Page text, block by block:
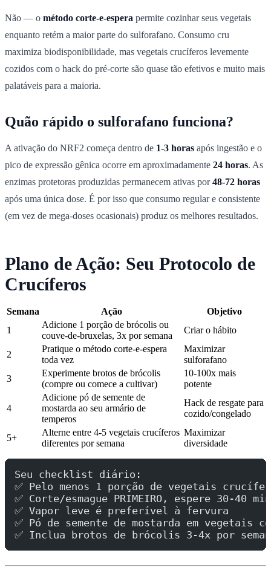
Não — o método corte-e-espera permite cozinhar seus vegetais
enquanto retém a maior parte do sulforafano. Consumo cru
maximiza biodisponibilidade, mas vegetais crucíferos levemente
cozidos com o hack do pré-corte são quase tão efetivos e muito mais
palatáveis para a maioria.
Quão rápido o sulforafano funciona?
A ativação do NRF2 começa dentro de 1-3 horas após ingestão e o
pico de expressão gênica ocorre em aproximadamente 24 horas. As
enzimas protetoras produzidas permanecem ativas por48-72 horas
após uma única dose. É por isso que consumo regular e consistente
(em vez de mega-doses ocasionais) produz os melhores resultados.
Plano de Ação: Seu Protocolo de
Crucíferos
Semana Ação
Objetivo
1
Adicione 1 porção de brócolis ou
couve-de-bruxelas, 3x por semana
Criar o hábito
2
Pratique o método corte-e-espera
toda vez
Maximizar
sulforafano
3
Experimente brotos de brócolis
(compre ou comece a cultivar)
10-100x mais
potente
4
Adicione pó de semente de
mostarda ao seu armário de
temperos
Hack de resgate para
cozido/congelado
5+
Alterne entre 4-5 vegetais crucíferos
diferentes por semana
Maximizar
diversidade
Seu checklist diário:
✅ Pelo menos 1 porção de vegetais
✅ Corte/esmague PRIMEIRO, espere 30-40
✅ Vapor leve é preferível à fervura
✅ Pó de semente de mostarda em vegetais
✅ Inclua brotos de brócolis 3-4x por